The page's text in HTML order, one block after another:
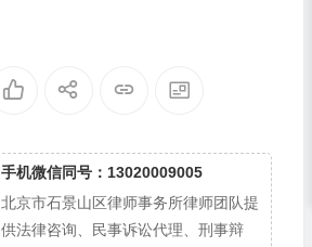
手机微信同号：13020009005
北京市石景山区律师事务所律师团队提
供法律咨询、民事诉讼代理、刑事辩